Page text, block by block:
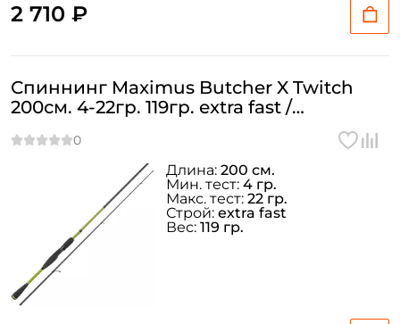
2 710 ₽
Спиннинг Maximus Butcher X Twitch
200см. 4-22гр. 119гр. extra fast /
Длина: 200 см.
Мин. тест: 4 гр.
Макс. тест: 22 гр.
Строй: extra fast
Вес: 119 гр.